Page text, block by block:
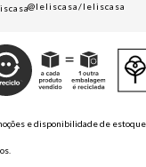
@leliscasa/leliscasa
e disponibilidade de